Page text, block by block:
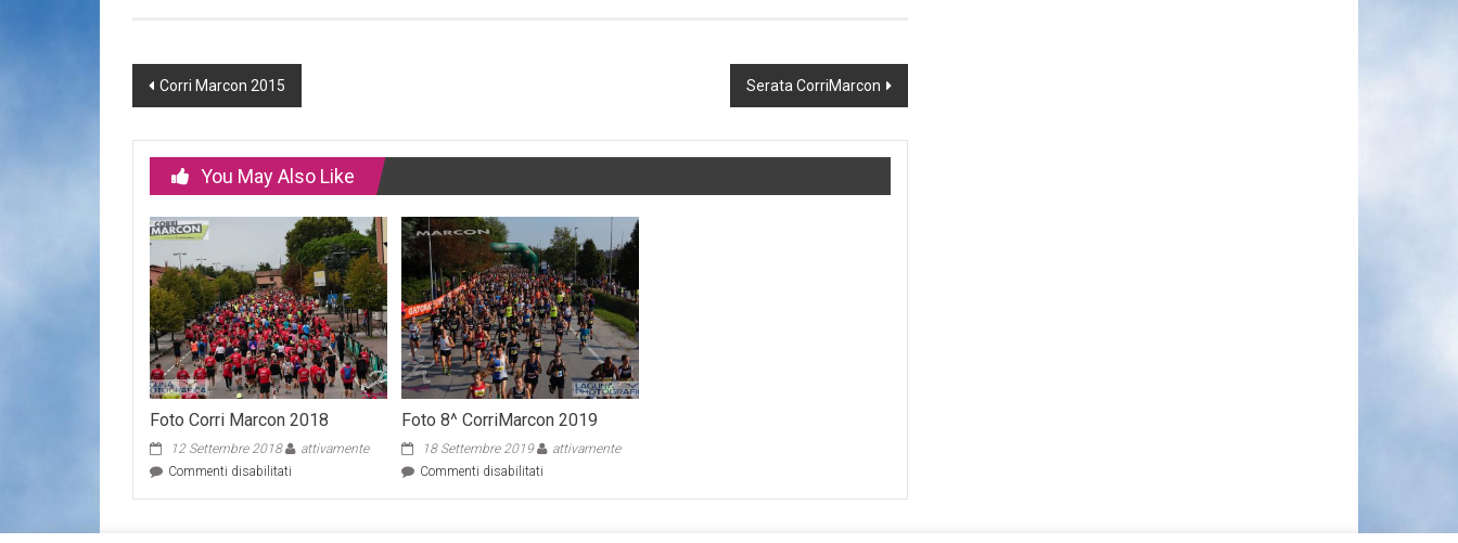
Post
Corri Marcon 2015 Serata CorriMarcon
You May Also Like
Foto Corri Marcon 2018
12 Settembre 2018
attivamente
Commenti disabilitati
Foto 8^ CorriMarcon 2019
18 Settembre 2019
attivamente
Commenti disabilitati